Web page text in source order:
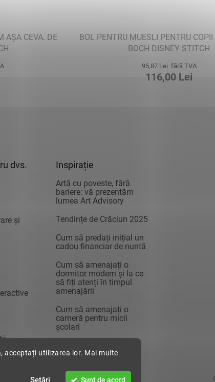
acceptați utilizarea lor. Mai multe
Sunt de acord
Setări
AȘA CEVA. DE
BOL PENTRU MUESLI PENTRU
BOCH DISNEY STITCH
95,87 Lei fără TVA
116,00 Lei
dvs.
și
Inspirație
Artă cu poveste, fără
bariere: vă prezentăm
lumea Art Advisory
Tendințe de Crăciun 2025
Cum să predați inițial un
cadou financiar de nuntă
Cum să amenajați o
dormitor modern și la ce
să fiți atenți în timpul
amenajării
Cum să amenajați o
cameră pentru micii
școlari